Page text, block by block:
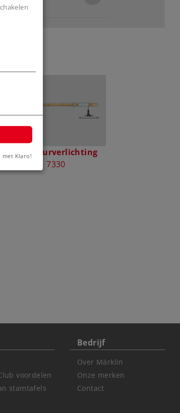
Interieurverlichting
7330
voordelen
stamtafels
Bedrijf
Over Märklin
Onze merken
Contact
met Klaro!